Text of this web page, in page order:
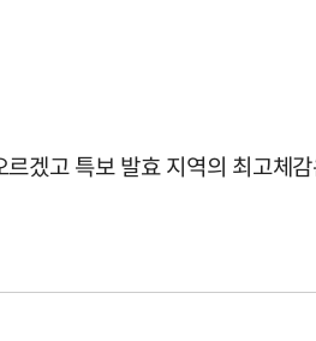
겠고 특보 발효 지역의 최고체